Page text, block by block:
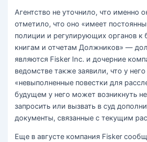
Агентство не уточнило, что именно
отметило, что оно «имеет
полиции и регулирующих органов к
книгам и отчетам Должников» —
являются Fisker Inc. и дочерние
ведомстве также заявили, что у него
«невыполненные повестки для
будущем у него может возникнуть
запросить или вызвать в суд
документы, связанные с текущим
Еще в августе компания Fisker